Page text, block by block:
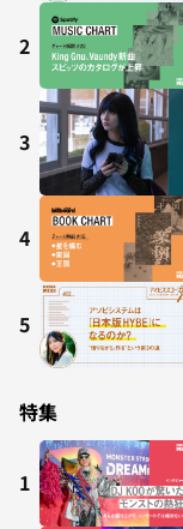
2
3
4
5
特集
1